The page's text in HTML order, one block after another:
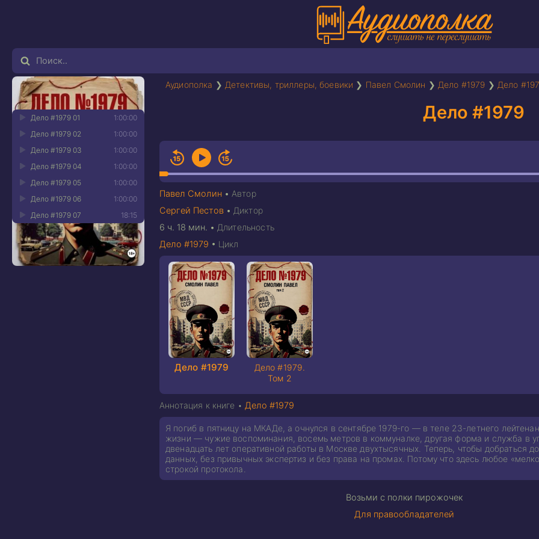
Аудиополка ❯ Детективы, триллеры, боевики ❯ Павел Смолин ❯ Дело #1979 ❯ Дело
Дело #1979
Павел Смолин • Автор
Сергей Пестов • Диктор
6 ч. 18 мин. • Длительность
1:00:00
Дело #1979 01
1:00:00
Дело #1979 02
1:00:00
Дело #1979 03
1:00:00
Дело #1979 04
1:00:00
Дело #1979 05
1:00:00
Дело #1979 06
18:15
Дело #1979 07
Дело #1979 • Цикл
Дело #1979
Дело #1979.
Том 2
Аннотация к книге • Дело #1979
Я погиб в пятницу на МКАДе, а очнулся в сентябре 1979-го — в теле 23-летнего
жизни — чужие воспоминания, восемь метров в коммуналке, другая форма и служба в
двенадцать лет оперативной работы в Москве двухтысячных. Теперь, чтобы добраться
данных, без привычных экспертиз и без права на промах. Потому что здесь любое
строкой протокола.
Возьми с полки пирожочек
Для правообладателей